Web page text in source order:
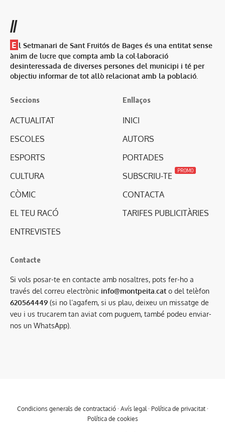
//
E l Setmanari de Sant Fruitós de Bages és una entitat sense
ànim de lucre que compta amb la col·laboració
desinteressada de diverses persones del municipi i té per
objectiu informar de tot allò relacionat amb la població.
Seccions
ACTUALITAT
ESCOLES
ESPORTS
CULTURA
CÒMIC
EL TEU RACÓ
ENTREVISTES
Enllaços
INICI
AUTORS
PORTADES
SUBSCRIU-TE
PROMO
CONTACTA
TARIFES PUBLICITÀRIES
Contacte
Si vols posar-te en contacte amb nosaltres, pots fer-ho a
través del correu electrònic info@montpeita.cat o del telèfon
620564449 (si no l’agafem, si us plau, deixeu un missatge de
veu i us trucarem tan aviat com puguem, també podeu enviar-
nos un WhatsApp).
Condicions generals de contractació· Avís legal· Política de privacitat·
Política de cookies